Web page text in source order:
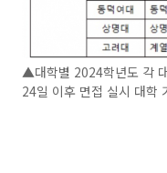
▲대학별 2024학년도 각
24일 이후 면접 실시 대학